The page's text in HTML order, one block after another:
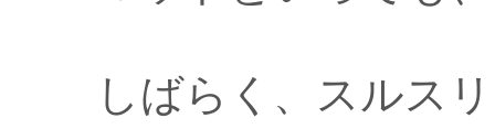
しばらく、スルス